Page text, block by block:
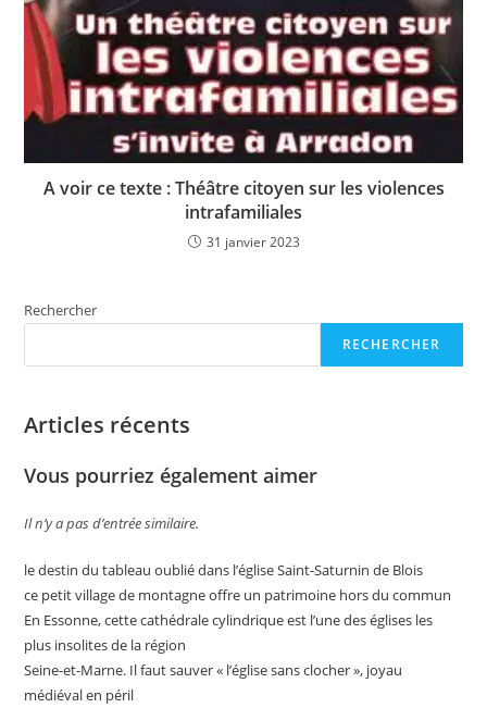
A voir ce texte : Théâtre citoyen sur les violences
intrafamiliales
31 janvier 2023
Rechercher
RECHERCHER
Articles récents
Vous pourriez également aimer
Il n’y a pas d’entrée similaire.
le destin du tableau oublié dans l’église Saint-Saturnin de Blois
ce petit village de montagne offre un patrimoine hors du commun
En Essonne, cette cathédrale cylindrique est l’une des églises les
plus insolites de la région
Seine-et-Marne. Il faut sauver « l’église sans clocher », joyau
médiéval en péril